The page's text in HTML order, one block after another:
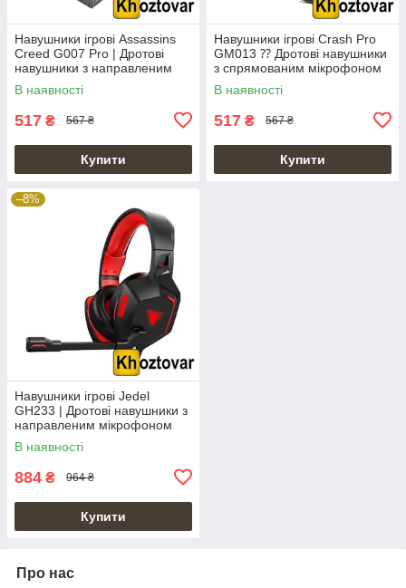
Навушники ігрові Assassins
Creed G007 Pro | Дротові
навушники з направленим
мікрофоном
В наявності
517 ₴ 567 ₴
Купити
Навушники ігрові Crash Pro
GM013 ⁇ Дротові навушники
з спрямованим мікрофоном
В наявності
517 ₴ 567 ₴
Купити
–8%
Навушники ігрові Jedel
GH233 | Дротові навушники з
направленим мікрофоном
В наявності
884 ₴ 964 ₴
Купити
Про нас